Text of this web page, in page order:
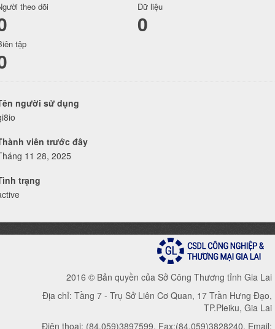
theo dõi Dữ liệu
0
tập
người sử dụng
viên trước đây
11 28, 2025
trạng
2016 © Bản quyền của Sở Công Thương tỉnh Gia Lai
Địa chỉ: Tầng 7 - Trụ Sở Liên Cơ Quan, 17 Trần Hưng Đạo,
TP.Pleiku, Gia Lai
Điện thoại: (84.059)3897599, Fax:(84.059)3828240, Email: